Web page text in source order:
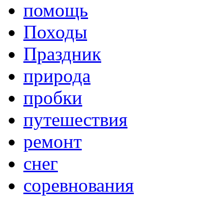
помощь
Походы
Праздник
природа
пробки
путешествия
ремонт
снег
соревнования